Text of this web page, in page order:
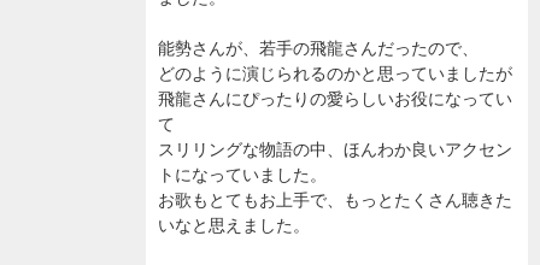
能勢さんが、若手の飛龍さんだったので、
どのように演じられるのかと思っていましたが
飛龍さんにぴったりの愛らしいお役になってい
て
スリリングな物語の中、ほんわか良いアクセン
トになっていました。
お歌もとてもお上手で、もっとたくさん聴きた
いなと思えました。